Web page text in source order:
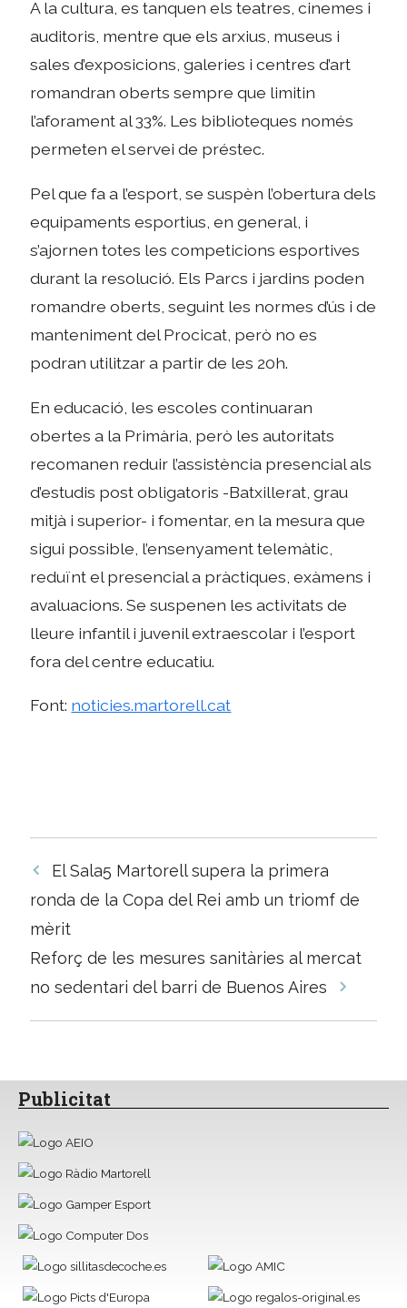
A la cultura, es tanquen els teatres, cinemes i
auditoris, mentre que els arxius, museus i
sales d’exposicions, galeries i centres d’art
romandran oberts sempre que limitin
l’aforament al 33%. Les biblioteques només
permeten el servei de préstec.
Pel que fa a l’esport, se suspèn l’obertura dels
equipaments esportius, en general, i
s’ajornen totes les competicions esportives
durant la resolució. Els Parcs i jardins poden
romandre oberts, seguint les normes d’ús i de
manteniment del Procicat, però no es
podran utilitzar a partir de les 20h.
En educació, les escoles continuaran
obertes a la Primària, però les autoritats
recomanen reduir l’assistència presencial als
d’estudis post obligatoris -Batxillerat, grau
mitjà i superior- i fomentar, en la mesura que
sigui possible, l’ensenyament telemàtic,
reduïnt el presencial a pràctiques, exàmens i
avaluacions. Se suspenen les activitats de
lleure infantil i juvenil extraescolar i l’esport
fora del centre educatiu.
Font: noticies.martorell.cat
Navegació
per
El Sala5 Martorell supera la primera
ronda de la Copa del Rei amb un triomf de
mèrit
Reforç de les mesures sanitàries al mercat
no sedentari del barri de Buenos Aires
Publicitat